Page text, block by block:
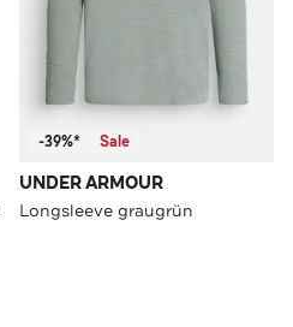
-39%* Sale
UNDER ARMOUR
Longsleeve graugrün